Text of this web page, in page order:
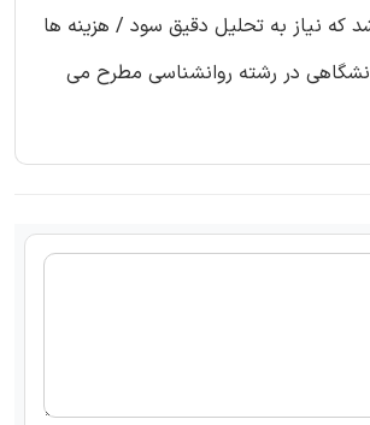
نیاز به تحلیل دقیق سود / هزینه ها
در رشته روانشناسی مطرح می